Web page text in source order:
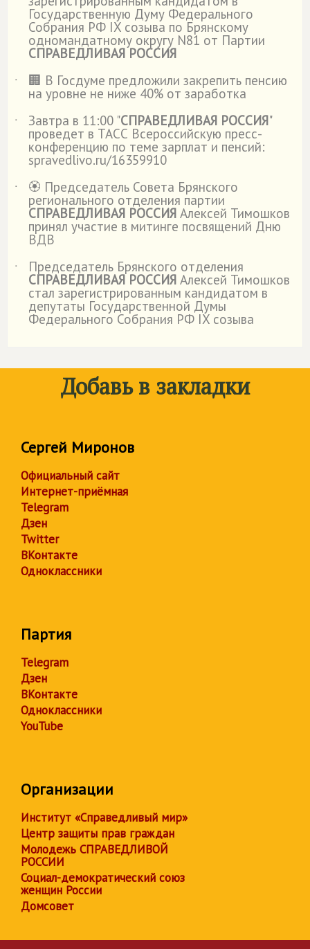
Государственную Думу Федерального
Собрания РФ IX созыва по Брянскому
одномандатному округу N81 от Партии
СПРАВЕДЛИВАЯ РОССИЯ
˙
🏢 В Госдуме предложили закрепить пенсию
на уровне не ниже 40% от заработка
˙
Завтра в 11:00 "СПРАВЕДЛИВАЯ РОССИЯ"
проведет в ТАСС Всероссийскую пресс-
конференцию по теме зарплат и пенсий:
spravedlivo.ru/16359910
˙
🏵️ Председатель Совета Брянского
регионального отделения партии
СПРАВЕДЛИВАЯ РОССИЯ Алексей Тимошков
принял участие в митинге посвящений Дню
ВДВ
˙
Председатель Брянского отделения
СПРАВЕДЛИВАЯ РОССИЯ Алексей Тимошков
стал зарегистрированным кандидатом в
депутаты Государственной Думы
Федерального Собрания РФ IX созыва
Добавь в закладки
Сергей Миронов
Официальный сайт
Интернет-приёмная
Telegram
Дзен
Twitter
ВКонтакте
Одноклассники
Партия
Telegram
Дзен
ВКонтакте
Одноклассники
YouTube
Организации
Институт «Справедливый мир»
Центр защиты прав граждан
Молодежь СПРАВЕДЛИВОЙ
РОССИИ
Социал-демократический союз
женщин России
Домсовет